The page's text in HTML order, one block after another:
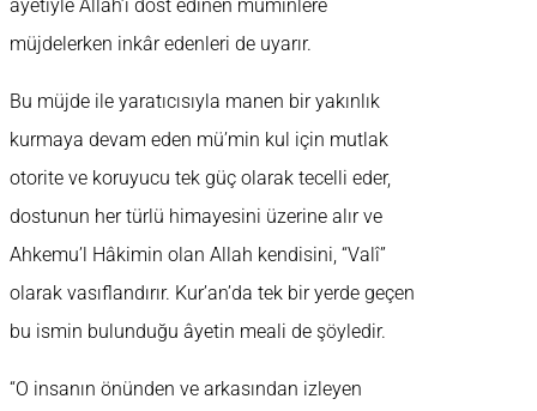
âyetiyle Allah’ı dost edinen müminlere
müjdelerken inkâr edenleri de uyarır.
Bu müjde ile yaratıcısıyla manen bir yakınlık
kurmaya devam eden mü’min kul için mutlak
otorite ve koruyucu tek güç olarak tecelli eder,
dostunun her türlü himayesini üzerine alır ve
Ahkemu’l Hâkimin olan Allah kendisini, “Valî”
olarak vasıflandırır. Kur’an’da tek bir yerde geçen
bu ismin bulunduğu âyetin meali de şöyledir.
“O insanın önünden ve arkasından izleyen